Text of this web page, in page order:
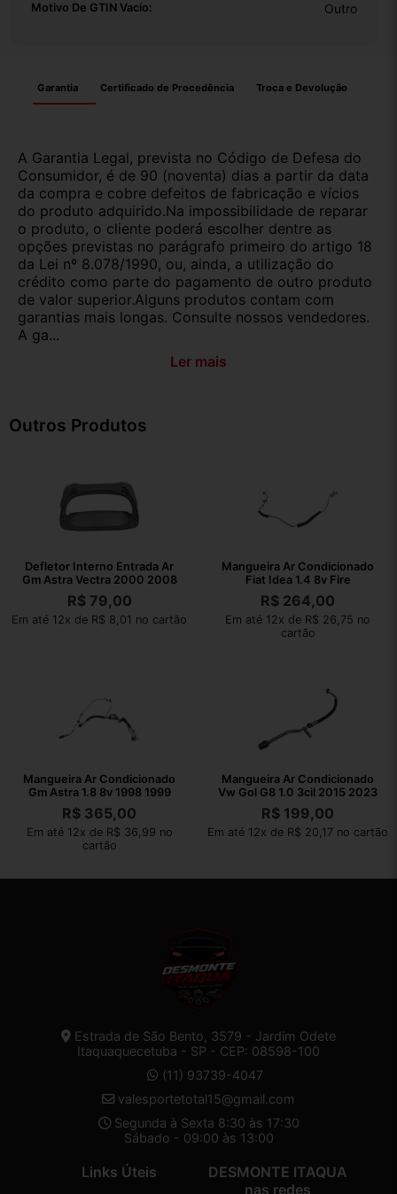
Motivo De GTIN Vacío: Outro
Garantia Certificado de Procedência Troca e Devolução
A Garantia Legal, prevista no Código de Defesa do
Consumidor, é de 90 (noventa) dias a partir da data
da compra e cobre defeitos de fabricação e vícios
do produto adquirido.Na impossibilidade de reparar
o produto, o cliente poderá escolher dentre as
opções previstas no parágrafo primeiro do artigo 18
da Lei nº 8.078/1990, ou, ainda, a utilização do
crédito como parte do pagamento de outro produto
de valor superior.Alguns produtos contam com
garantias mais longas. Consulte nossos vendedores.
A ga...
Ler mais
Outros Produtos
Defletor Interno Entrada Ar
Gm Astra Vectra 2000 2008
R$79,00
Em até 12x de R$ 8,01 no cartão
Mangueira Ar Condicionado
Fiat Idea 1.4 8v Fire
R$ 264,00
Em até 12x de R$ 26,75 no
cartão
Mangueira Ar Condicionado
Gm Astra 1.8 8v 1998 1999
R$ 365,00
Em até 12x de R$ 36,99 no
cartão
Mangueira Ar Condicionado
Vw Gol G8 1.0 3cil 2015 2023
R$ 199,00
Em até 12x de R$ 20,17 no cartão
Estrada de São Bento, 3579 - Jardim Odete
Itaquaquecetuba - SP - CEP: 08598-100
(11) 93739-4047
valesportetotal15@gmail.com
Segunda à Sexta 8:30 às 17:30
Sábado - 09:00 às 13:00
Links Úteis
DESMONTE ITAQUA
nas redes